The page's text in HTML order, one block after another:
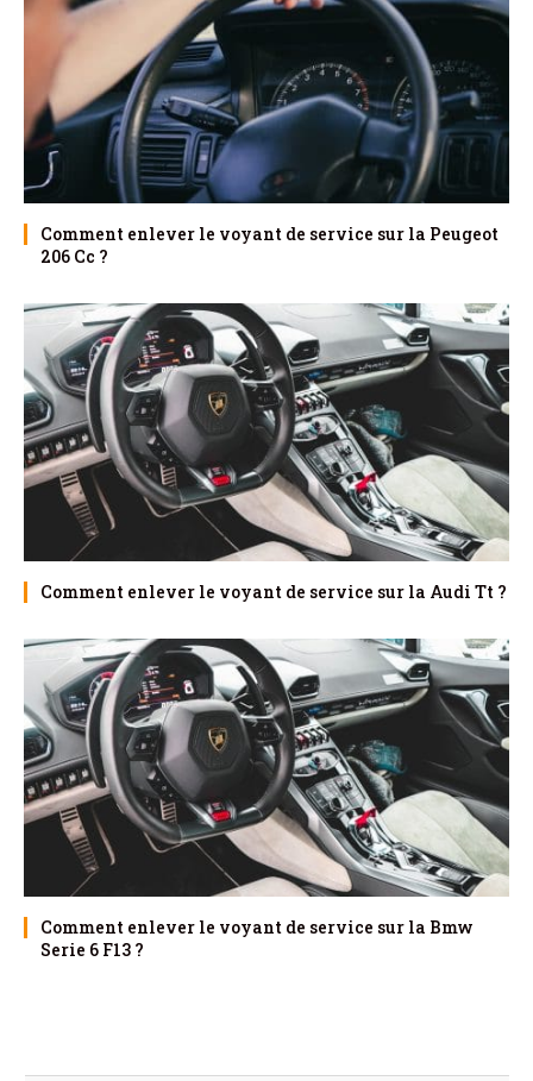
Comment enlever le voyant de service sur la Peugeot
206 Cc ?
Comment enlever le voyant de service sur la Audi Tt ?
Comment enlever le voyant de service sur la Bmw
Serie 6 F13 ?